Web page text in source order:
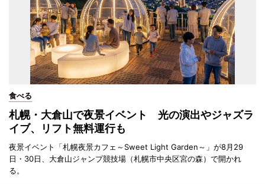
食べる
札幌・大倉山で夜景イベント 光の演出やジャズラ
イブ、リフト無料運行も
夜景イベント「札幌夜景カフェ～Sweet Light Garden～」が8月29
日・30日、大倉山ジャンプ競技場（札幌市中央区宮の森）で開かれ
る。